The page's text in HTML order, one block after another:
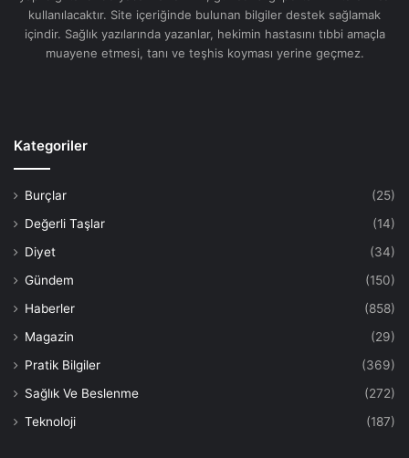
kullanılacaktır. Site içeriğinde bulunan bilgiler destek sağlamak
içindir. Sağlık yazılarında yazanlar, hekimin hastasını tıbbi amaçla
muayene etmesi, tanı ve teşhis koyması yerine geçmez.
Kategoriler
Burçlar
(25)
Değerli Taşlar
(14)
Diyet
(34)
Gündem
(150)
Haberler
(858)
Magazin
(29)
Pratik Bilgiler
(369)
Sağlık Ve Beslenme
(272)
Teknoloji
(187)